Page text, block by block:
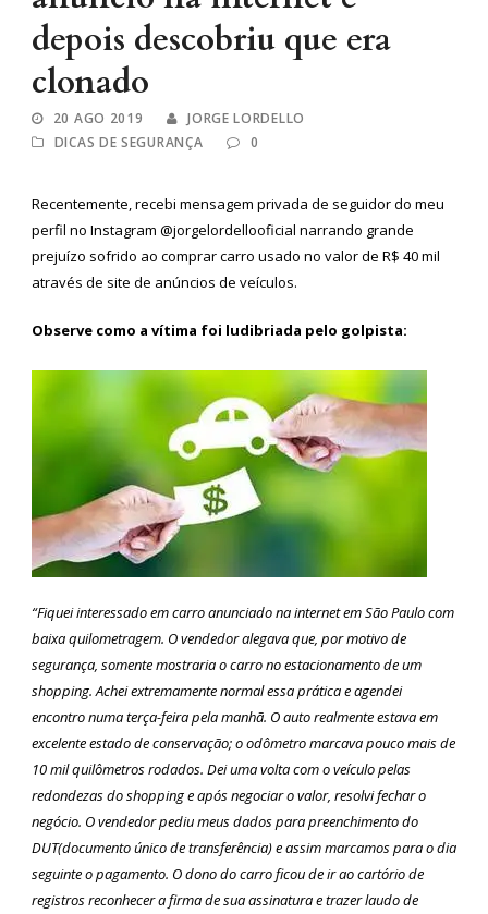
depois descobriu que era
clonado
20 AGO 2019
JORGE LORDELLO
DICAS DE SEGURANÇA
0
Recentemente, recebi mensagem privada de seguidor do meu
perfil no Instagram @jorgelordellooficial narrando grande
prejuízo sofrido ao comprar carro usado no valor de R$ 40 mil
através de site de anúncios de veículos.
Observe como a vítima foi ludibriada pelo golpista:
“Fiquei interessado em carro anunciado na internet em São Paulo com
baixa quilometragem. O vendedor alegava que, por motivo de
segurança, somente mostraria o carro no estacionamento de um
shopping. Achei extremamente normal essa prática e agendei
encontro numa terça-feira pela manhã. O auto realmente estava em
excelente estado de conservação; o odômetro marcava pouco mais de
10 mil quilômetros rodados. Dei uma volta com o veículo pelas
redondezas do shopping e após negociar o valor, resolvi fechar o
negócio. O vendedor pediu meus dados para preenchimento do
DUT(documento único de transferência) e assim marcamos para o dia
seguinte o pagamento. O dono do carro ficou de ir ao cartório de
registros reconhecer a firma de sua assinatura e trazer laudo de